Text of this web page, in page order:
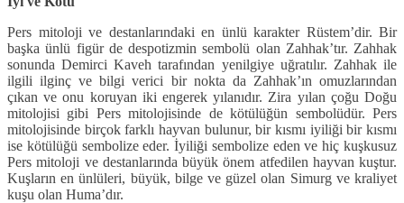
Pers mitoloji ve destanlarındaki en ünlü karakter Rüstem’dir. Bir
başka ünlü figür de despotizmin sembolü olan Zahhak’tır. Zahhak
sonunda Demirci Kaveh tarafından yenilgiye uğratılır. Zahhak ile
ilgili ilginç ve bilgi verici bir nokta da Zahhak’ın omuzlarından
çıkan ve onu koruyan iki engerek yılanıdır. Zira yılan çoğu Doğu
mitolojisi gibi Pers mitolojisinde de kötülüğün sembolüdür. Pers
mitolojisinde birçok farklı hayvan bulunur, bir kısmı iyiliği bir kısmı
ise kötülüğü sembolize eder. İyiliği sembolize eden ve hiç kuşkusuz
Pers mitoloji ve destanlarında büyük önem atfedilen hayvan kuştur.
Kuşların en ünlüleri, büyük, bilge ve güzel olan Simurg ve kraliyet
kuşu olan Huma’dır.